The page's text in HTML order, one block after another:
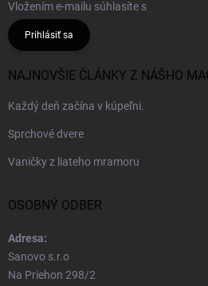
Vložením e-mailu súhlasíte s
Prihlásiť sa
NAJNOVŠIE ČLÁNKY Z NÁŠHO
Každý deň začína v kúpeľni.
Sprchové dvere
Vaničky z liateho mramoru
OSOBNÝ ODBER
Adresa:
Sanovo s.r.o
Na Priehon 298/2